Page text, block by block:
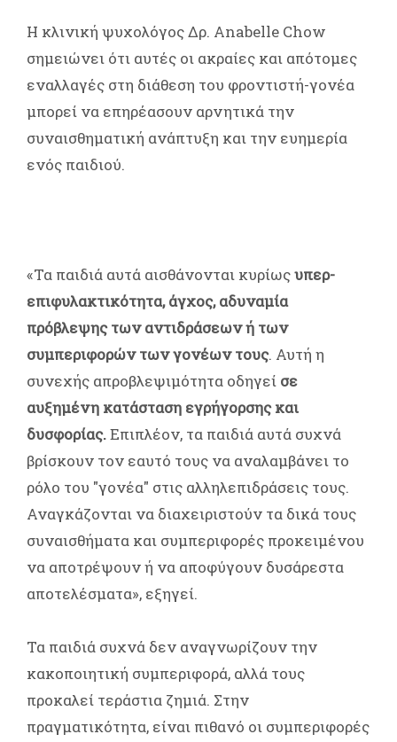
Η κλινική ψυχολόγος Δρ. Anabelle Chow
σημειώνει ότι αυτές οι ακραίες και απότομες
εναλλαγές στη διάθεση του φροντιστή-γονέα
μπορεί να επηρέασουν αρνητικά την
συναισθηματική ανάπτυξη και την ευημερία
ενός παιδιού.
«Τα παιδιά αυτά αισθάνονται κυρίωςυπερ-
επιφυλακτικότητα, άγχος, αδυναμία
πρόβλεψης των αντιδράσεων ή των
συμπεριφορών των γονέων τους. Αυτή η
συνεχής απροβλεψιμότητα οδηγεί σε
αυξημένη κατάσταση εγρήγορσης και
δυσφορίας.Επιπλέον, τα παιδιά αυτά συχνά
βρίσκουν τον εαυτό τους να αναλαμβάνει το
ρόλο του "γονέα" στις αλληλεπιδράσεις τους.
Αναγκάζονται να διαχειριστούν τα δικά τους
συναισθήματα και συμπεριφορές προκειμένου
να αποτρέψουν ή να αποφύγουν δυσάρεστα
αποτελέσματα», εξηγεί.
Τα παιδιά συχνά δεν αναγνωρίζουν την
κακοποιητική συμπεριφορά, αλλά τους
προκαλεί τεράστια ζημιά. Στην
πραγματικότητα, είναι πιθανό οι συμπεριφορές